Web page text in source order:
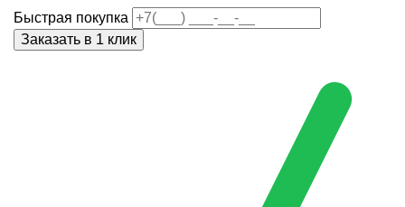
Быстрая покупка